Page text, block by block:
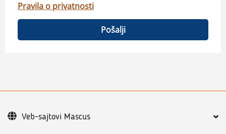
Pravila o privatnosti
Pošalji
Veb-sajtovi Mascus